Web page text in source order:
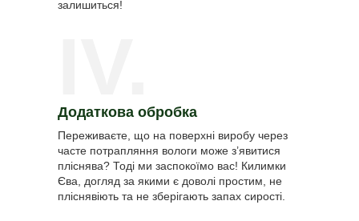
залишиться!
Додаткова обробка
Переживаєте, що на поверхні виробу через
часте потрапляння вологи може з’явитися
пліснява? Тоді ми заспокоїмо вас! Килимки
Єва, догляд за якими є доволі простим, не
пліснявіють та не зберігають запах сирості.